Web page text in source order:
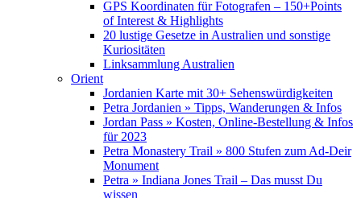
GPS Koordinaten für Fotografen – 150+Points
of Interest & Highlights
20 lustige Gesetze in Australien und sonstige
Kuriositäten
Linksammlung Australien
Orient
Jordanien Karte mit 30+ Sehenswürdigkeiten
Petra Jordanien » Tipps, Wanderungen & Infos
Jordan Pass » Kosten, Online-Bestellung & Infos
für 2023
Petra Monastery Trail » 800 Stufen zum Ad-Deir
Monument
Petra » Indiana Jones Trail – Das musst Du
wissen